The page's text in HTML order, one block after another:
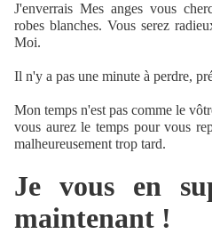
J'enverrais Mes anges vous
robes blanches. Vous serez
Moi.
Il n'y a pas une minute à perdre,
Mon temps n'est pas comme le
vous aurez le temps pour vous
malheureusement trop tard.
Je vous en
maintenant !